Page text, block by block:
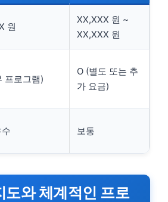
원
XX,XXX 원 ~
XX,XXX 원
프로그램)
O (별도 또는 추
가 요금)
보통
도와 체계적인 프로